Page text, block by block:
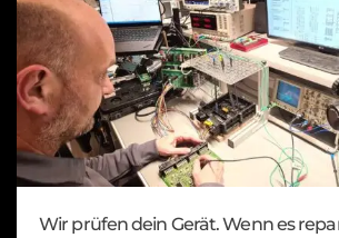
Wir prüfen dein Gerät. Wenn es